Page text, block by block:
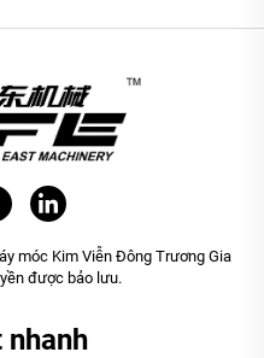
móc Kim Viễn Đông Trương Gia
được bảo lưu.
nhanh